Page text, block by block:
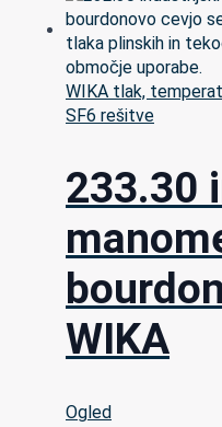
WIKA tlak,
SF6 rešitve
233.30
WIKA
Ogled